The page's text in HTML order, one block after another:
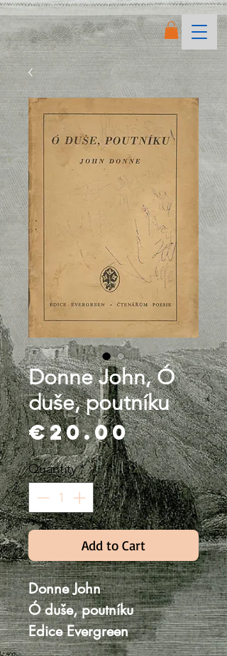
Donne John, Ó
duše, poutníku
€20.00Price
Quantity*
Add to Cart
Donne John
Ó duše, poutníku
Edice Evergreen